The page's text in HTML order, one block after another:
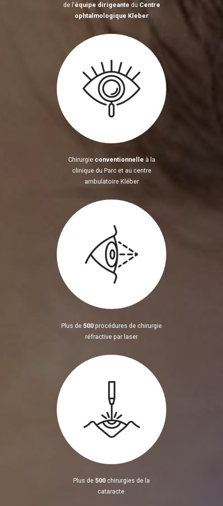
de l'équipe dirigeante du Centre
ophtalmologique Kleber
Chirurgie conventionnelle à la
clinique du Parc et au centre
ambulatoire Kléber
Plus de 500 procédures de chirurgie
réfractive par laser
Plus de 500 chirurgies de la
cataracte